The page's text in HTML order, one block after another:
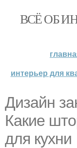
ВСЁ ОБ
интерьер для
Дизайн
Какие
для кухни